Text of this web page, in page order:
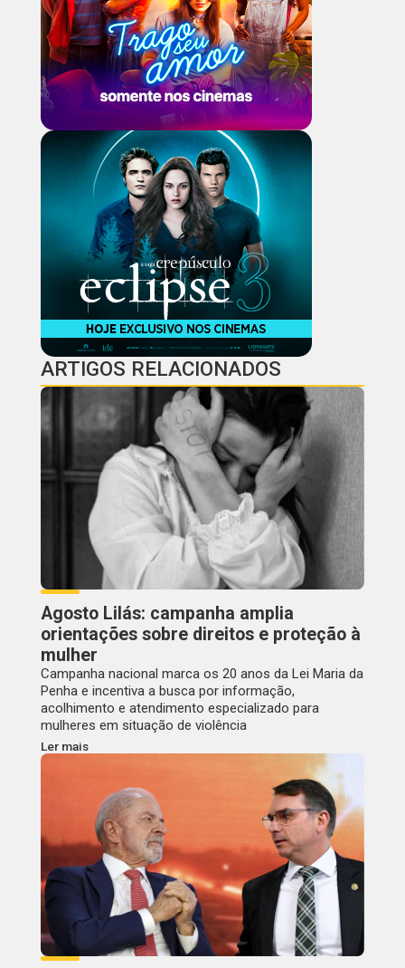
ARTIGOS RELACIONADOS
Agosto Lilás: campanha amplia
orientações sobre direitos e proteção à
mulher
Campanha nacional marca os 20 anos da Lei Maria da
Penha e incentiva a busca por informação,
acolhimento e atendimento especializado para
mulheres em situação de violência
Ler mais